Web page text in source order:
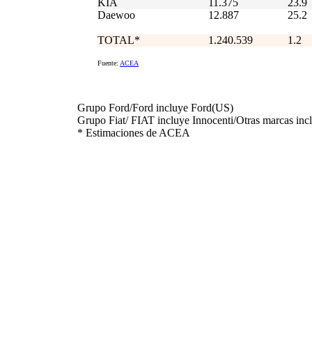
KIA
11.375
23.9
Daewoo
12.887 25.2
TOTAL* 1.240.539 1.2
Fuente: ACEA
Grupo Ford/Ford incluye Ford(US)
Grupo Fiat/ FIAT incluye Innocenti/Otras marcas
* Estimaciones de ACEA